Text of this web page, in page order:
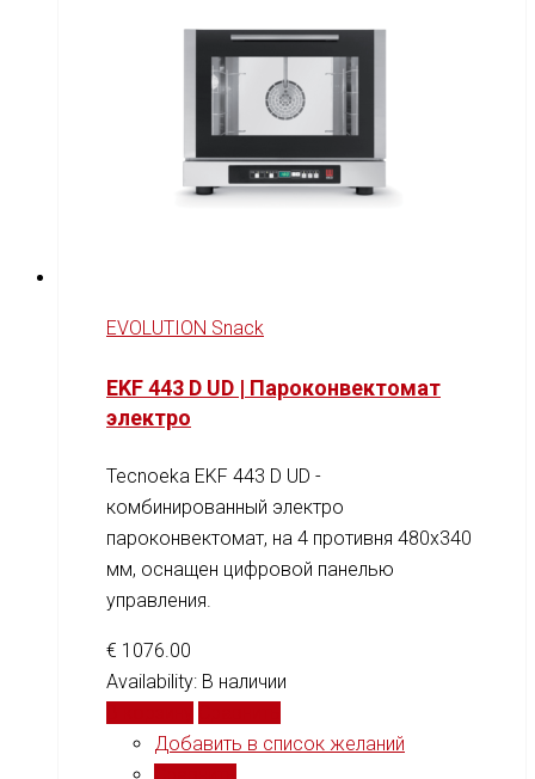
EVOLUTION Snack
EKF 443 D UD | Пароконвектомат
электро
Tecnoeka EKF 443 D UD -
комбинированный электро
пароконвектомат, на 4 противня 480x340
мм, оснащен цифровой панелью
управления.
€ 1076.00
Availability: В наличии
Добавить в список желаний